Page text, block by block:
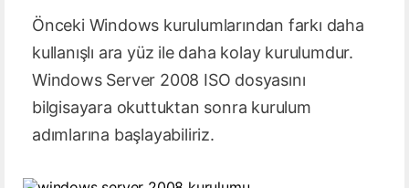
Önceki Windows kurulumlarından farkı daha
kullanışlı ara yüz ile daha kolay kurulumdur.
Windows Server 2008 ISO dosyasını
bilgisayara okuttuktan sonra kurulum
adımlarına başlayabiliriz.